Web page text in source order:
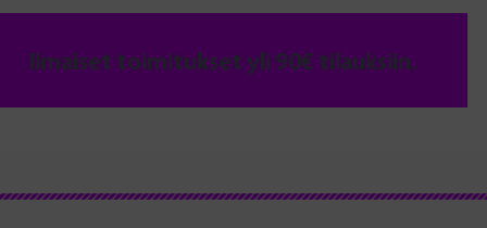
Ilmaiset toimitukset yli 90€ tilauksiin.